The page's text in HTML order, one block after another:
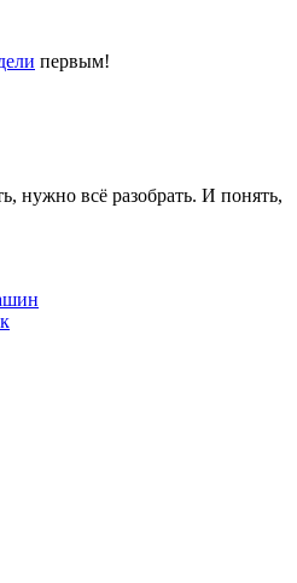
первым!
нужно всё разобрать. И понять,